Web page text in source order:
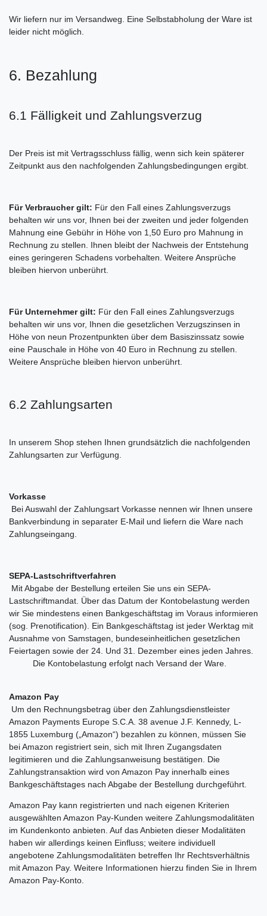
Wir liefern nur im Versandweg. Eine Selbstabholung der Ware ist
leider nicht möglich.
6. Bezahlung
6.1 Fälligkeit und Zahlungsverzug
Der Preis ist mit Vertragsschluss fällig, wenn sich kein späterer
Zeitpunkt aus den nachfolgenden Zahlungsbedingungen ergibt.
Für Verbraucher gilt: Für den Fall eines Zahlungsverzugs
behalten wir uns vor, Ihnen bei der zweiten und jeder folgenden
Mahnung eine Gebühr in Höhe von 1,50 Euro pro Mahnung in
Rechnung zu stellen. Ihnen bleibt der Nachweis der Entstehung
eines geringeren Schadens vorbehalten. Weitere Ansprüche
bleiben hiervon unberührt.
Für Unternehmer gilt: Für den Fall eines Zahlungsverzugs
behalten wir uns vor, Ihnen die gesetzlichen Verzugszinsen in
Höhe von neun Prozentpunkten über dem Basiszinssatz sowie
eine Pauschale in Höhe von 40 Euro in Rechnung zu stellen.
Weitere Ansprüche bleiben hiervon unberührt.
6.2 Zahlungsarten
In unserem Shop stehen Ihnen grundsätzlich die nachfolgenden
Zahlungsarten zur Verfügung.
Vorkasse
Bei Auswahl der Zahlungsart Vorkasse nennen wir Ihnen unsere
Bankverbindung in separater E-Mail und liefern die Ware nach
Zahlungseingang.
SEPA-Lastschriftverfahren
Mit Abgabe der Bestellung erteilen Sie uns ein SEPA-
Lastschriftmandat. Über das Datum der Kontobelastung werden
wir Sie mindestens einen Bankgeschäftstag im Voraus informieren
(sog. Prenotification). Ein Bankgeschäftstag ist jeder Werktag mit
Ausnahme von Samstagen, bundeseinheitlichen gesetzlichen
Feiertagen sowie der 24. Und 31. Dezember eines jeden Jahres.
Die Kontobelastung erfolgt nach Versand der Ware.
Amazon Pay
Um den Rechnungsbetrag über den Zahlungsdienstleister
Amazon Payments Europe S.C.A. 38 avenue J.F. Kennedy, L-
1855 Luxemburg („Amazon“) bezahlen zu können, müssen Sie
bei Amazon registriert sein, sich mit Ihren Zugangsdaten
legitimieren und die Zahlungsanweisung bestätigen. Die
Zahlungstransaktion wird von Amazon Pay innerhalb eines
Bankgeschäftstages nach Abgabe der Bestellung durchgeführt.
Amazon Pay kann registrierten und nach eigenen Kriterien
ausgewählten Amazon Pay-Kunden weitere Zahlungsmodalitäten
im Kundenkonto anbieten. Auf das Anbieten dieser Modalitäten
haben wir allerdings keinen Einfluss; weitere individuell
angebotene Zahlungsmodalitäten betreffen Ihr Rechtsverhältnis
mit Amazon Pay. Weitere Informationen hierzu finden Sie in Ihrem
Amazon Pay-Konto.